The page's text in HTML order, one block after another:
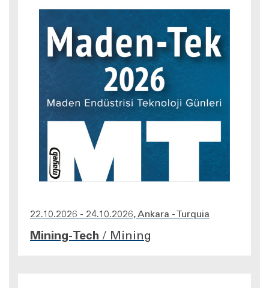
22.10.2026 - 24.10.2026, Ankara - Turquia
Mining-Tech / Mining